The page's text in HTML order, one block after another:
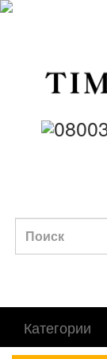
Категории